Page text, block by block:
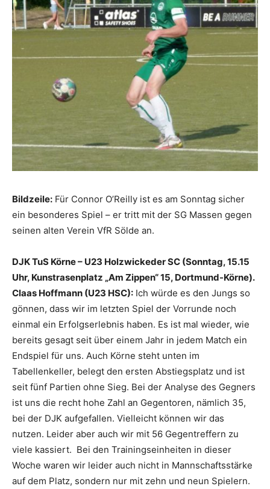
Bildzeile: Für Connor O’Reilly ist es am Sonntag sicher
ein besonderes Spiel – er tritt mit der SG Massen gegen
seinen alten Verein VfR Sölde an.
DJK TuS Körne – U23 Holzwickeder SC (Sonntag, 15.15
Uhr, Kunstrasenplatz „Am Zippen“ 15, Dortmund-Körne).
Claas Hoffmann (U23 HSC): Ich würde es den Jungs so
gönnen, dass wir im letzten Spiel der Vorrunde noch
einmal ein Erfolgserlebnis haben. Es ist mal wieder, wie
bereits gesagt seit über einem Jahr in jedem Match ein
Endspiel für uns. Auch Körne steht unten im
Tabellenkeller, belegt den ersten Abstiegsplatz und ist
seit fünf Partien ohne Sieg. Bei der Analyse des Gegners
ist uns die recht hohe Zahl an Gegentoren, nämlich 35,
bei der DJK aufgefallen. Vielleicht können wir das
nutzen. Leider aber auch wir mit 56 Gegentreffern zu
viele kassiert. Bei den Trainingseinheiten in dieser
Woche waren wir leider auch nicht in Mannschaftsstärke
auf dem Platz, sondern nur mit zehn und neun Spielern.